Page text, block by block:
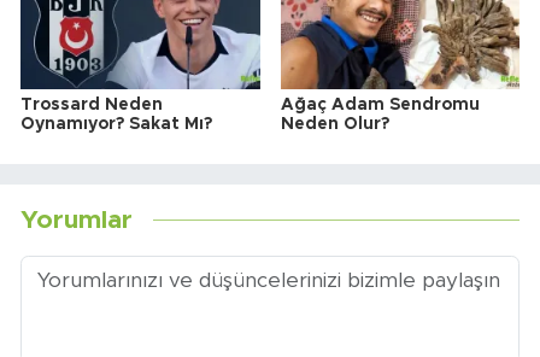
Trossard Neden
Oynamıyor? Sakat Mı?
Ağaç Adam Sendromu
Neden Olur?
Yorumlar